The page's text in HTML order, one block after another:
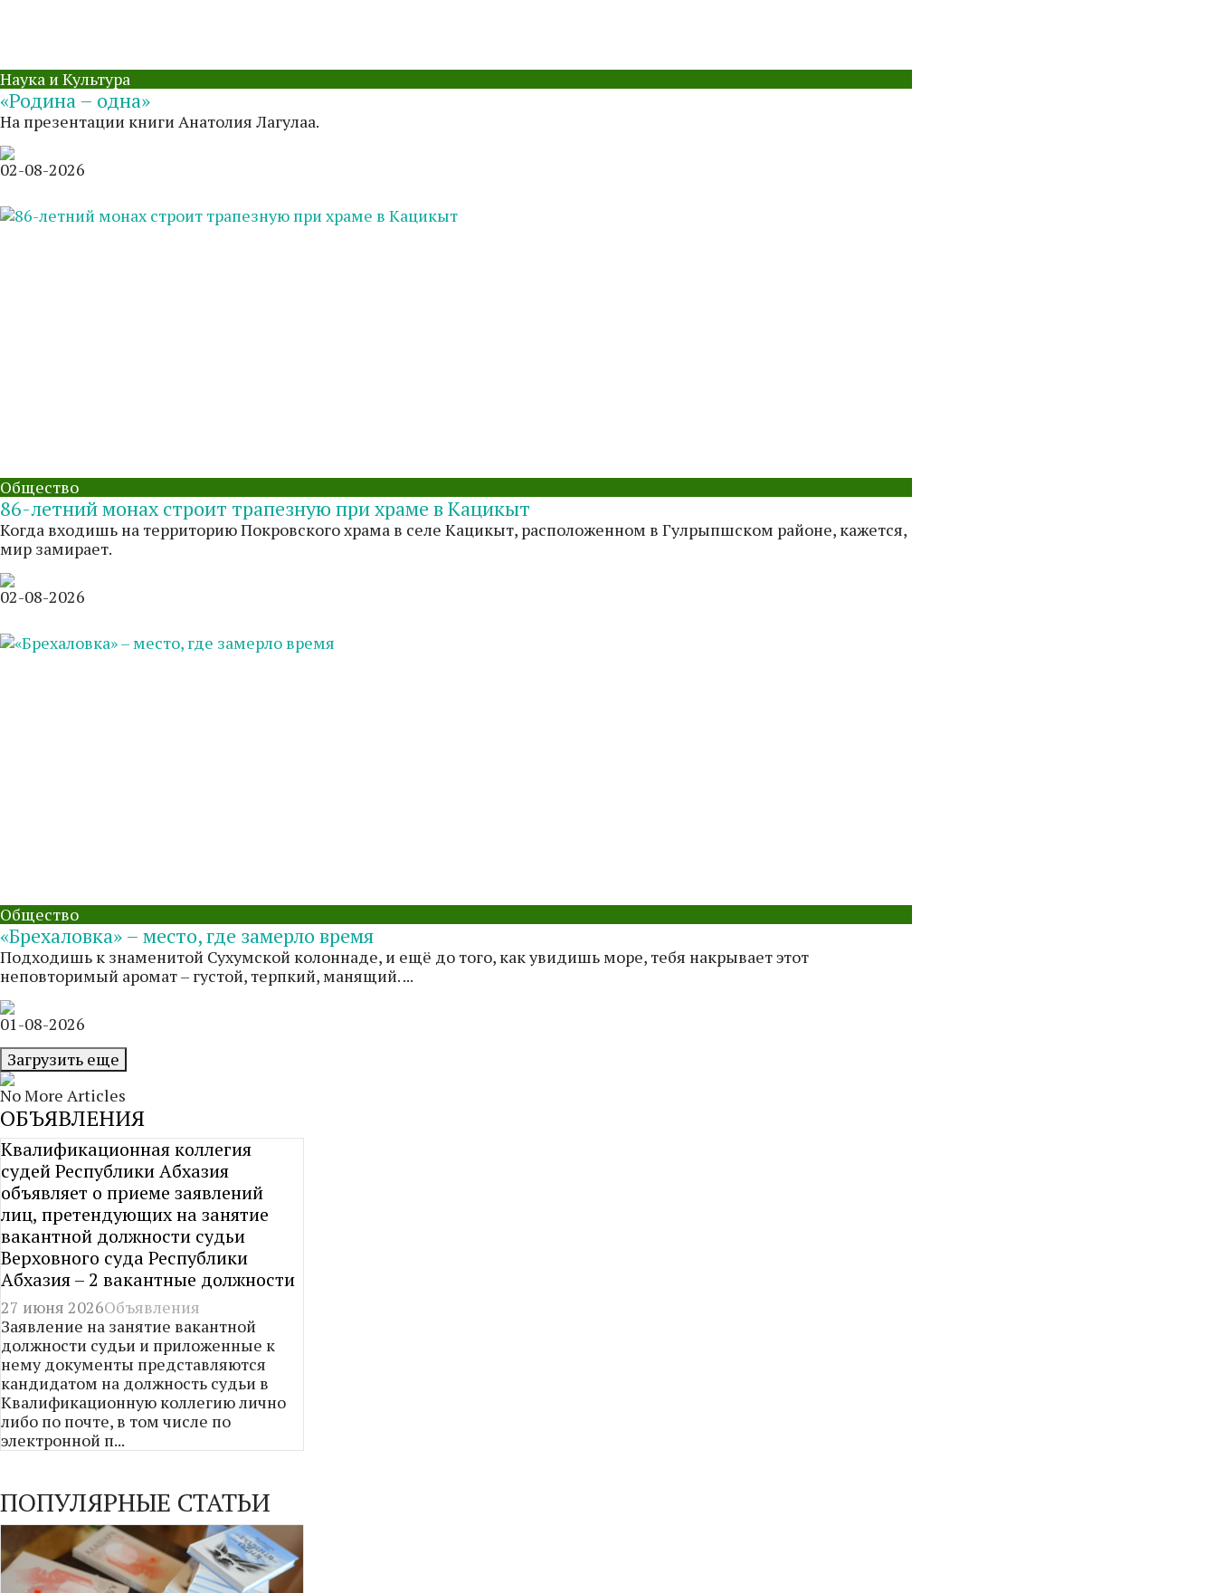
Наука и Культура
«Родина – одна»
На презентации книги Анатолия Лагулаа.
02-08-2026
Общество
86-летний монах строит трапезную при храме в Кацикыт
Когда входишь на территорию Покровского храма в селе Кацикыт, расположенном в Гулрыпшском районе, кажется,
мир замирает.
02-08-2026
Общество
«Брехаловка» – место, где замерло время
Подходишь к знаменитой Сухумской колоннаде, и ещё до того, как увидишь море, тебя накрывает этот
неповторимый аромат – густой, терпкий, манящий. ...
01-08-2026
Загрузить еще
No More Articles
ОБЪЯВЛЕНИЯ
Квалификационная коллегия
судей Республики Абхазия
объявляет о приеме заявлений
лиц, претендующих на занятие
вакантной должности судьи
Верховного суда Республики
Абхазия – 2 вакантные должности
27 июня 2026Объявления
Заявление на занятие вакантной
должности судьи и приложенные к
нему документы представляются
кандидатом на должность судьи в
Квалификационную коллегию лично
либо по почте, в том числе по
электронной п...
ПОПУЛЯРНЫЕ СТАТЬИ